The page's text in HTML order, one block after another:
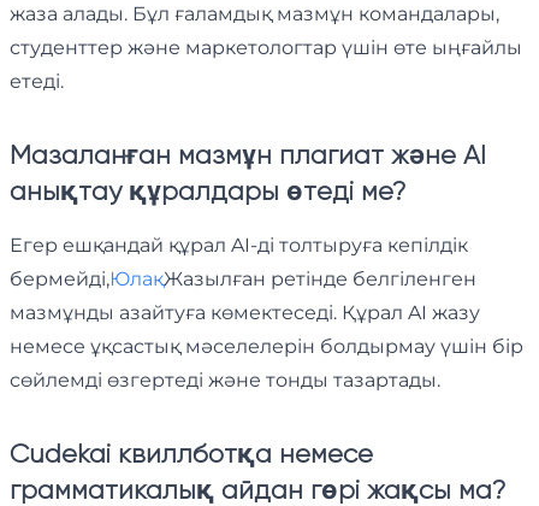
жаза алады. Бұл ғаламдық мазмұн командалары,
студенттер және маркетологтар үшін өте ыңғайлы
етеді.
Мазаланған мазмұн плагиат және AI
анықтау құралдары өтеді ме?
Егер ешқандай құрал AI-ді толтыруға кепілдік
бермейді,ЮлақЖазылған ретінде белгіленген
мазмұнды азайтуға көмектеседі. Құрал AI жазу
немесе ұқсастық мәселелерін болдырмау үшін бір
сөйлемді өзгертеді және тонды тазартады.
Cudekai квиллботқа немесе
грамматикалық айдан гөрі жақсы ма?